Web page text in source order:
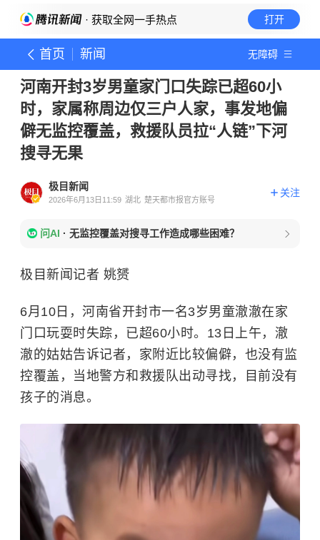
· 获取全网一手热点 打开
首页 新闻 无障碍
河南开封3岁男童家门口失踪已超60小
时，家属称周边仅三户人家，事发地偏
僻无监控覆盖，救援队员拉“人链”下河
搜寻无果
极目新闻
2026年6月13日11:59 湖北 楚天都市报官方账号
关注
问AI · 无监控覆盖对搜寻工作造成哪些困难？
极目新闻记者 姚赟
6月10日，河南省开封市一名3岁男童澈澈在家
门口玩耍时失踪，已超60小时。13日上午，澈
澈的姑姑告诉记者，家附近比较偏僻，也没有监
控覆盖，当地警方和救援队出动寻找，目前没有
孩子的消息。